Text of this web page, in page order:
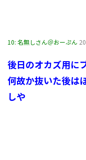
10: 名無しさん＠おーぷん
後日のオカズ用に
何故か抜いた後は
しや